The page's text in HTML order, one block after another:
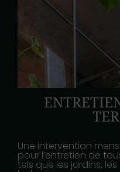
Une intervention
pour l’entretien de
tels que les jardins,